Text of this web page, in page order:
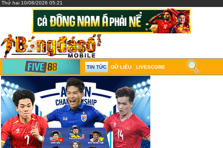
Thứ hai 10/08/2026 05:21
TIN TỨC DỮ LIỆU LIVESCORE